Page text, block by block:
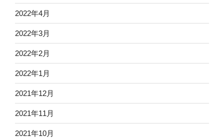
2022年4月
2022年3月
2022年2月
2022年1月
2021年12月
2021年11月
2021年10月